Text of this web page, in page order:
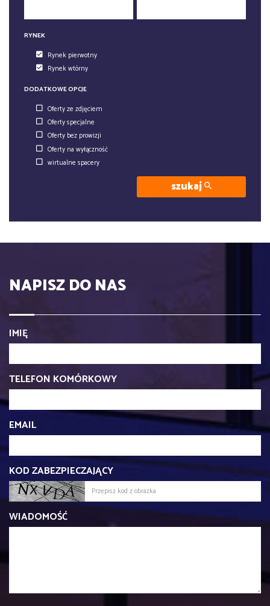
RYNEK
Rynek pierwotny
Rynek wtórny
DODATKOWE OPCJE
Oferty ze zdjęciem
Oferty specjalne
Oferty bez prowizji
Oferty na wyłączność
wirtualne spacery
szukaj
NAPISZ DO NAS
IMIĘ
TELEFON KOMÓRKOWY
EMAIL
KOD ZABEZPIECZAJĄCY
WIADOMOŚĆ